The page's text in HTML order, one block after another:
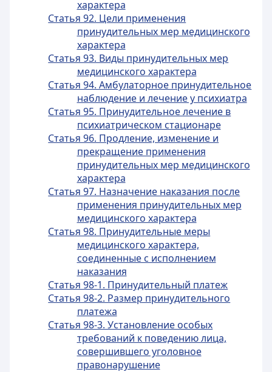
характера
Статья 92. Цели применения
принудительных мер медицинского
характера
Статья 93. Виды принудительных мер
медицинского характера
Статья 94. Амбулаторное принудительное
наблюдение и лечение у психиатра
Статья 95. Принудительное лечение в
психиатрическом стационаре
Статья 96. Продление, изменение и
прекращение применения
принудительных мер медицинского
характера
Статья 97. Назначение наказания после
применения принудительных мер
медицинского характера
Статья 98. Принудительные меры
медицинского характера,
соединенные с исполнением
наказания
Статья 98-1. Принудительный платеж
Статья 98-2. Размер принудительного
платежа
Статья 98-3. Установление особых
требований к поведению лица,
совершившего уголовное
правонарушение